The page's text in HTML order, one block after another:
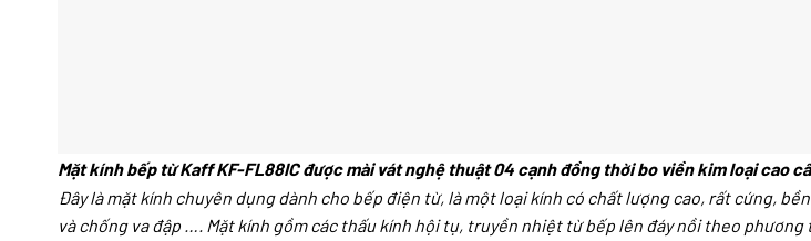
Mặt kính bếp từ Kaff KF-FL88IC được mài vát nghệ thuật 04 cạnh đồng thời bo viền kim loại cao
Đây là mặt kính chuyên dụng dành cho bếp điện từ, là một loại kính có chất lượng cao, rất cứng,
và chống va đập …. Mặt kính gồm các thấu kính hội tụ, truyền nhiệt từ bếp lên đáy nồi theo